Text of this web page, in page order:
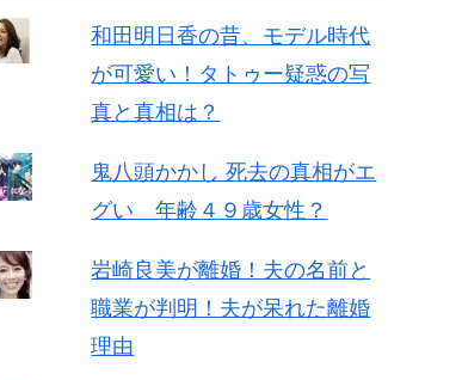
和田明日香の昔、モデル時代
が可愛い！タトゥー疑惑の写
真と真相は？
鬼八頭かかし 死去の真相がエ
グい 年齢４９歳女性？
岩崎良美が離婚！夫の名前と
職業が判明！夫が呆れた離婚
理由